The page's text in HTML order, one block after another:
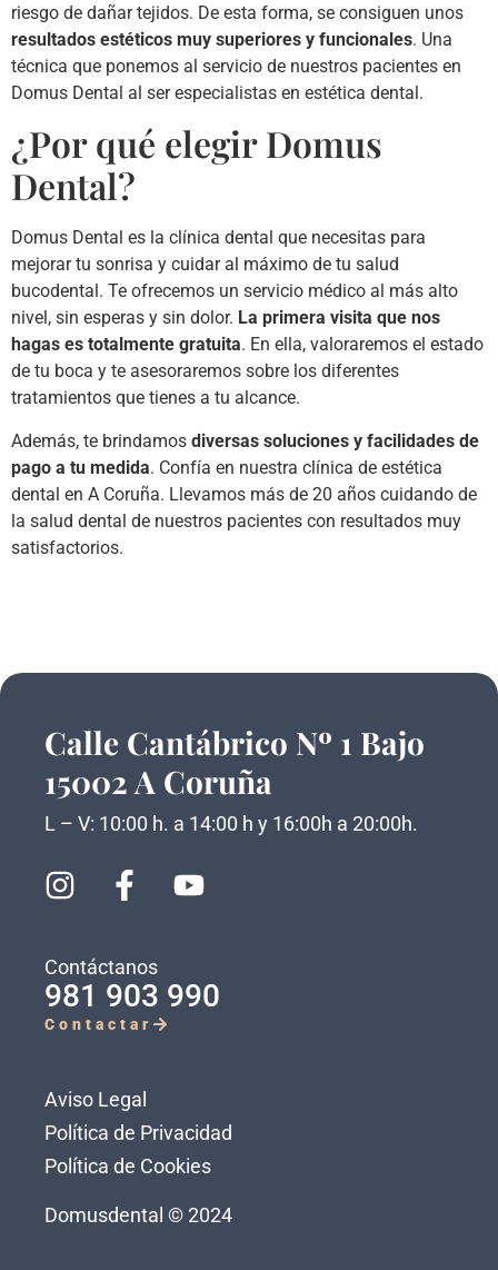
riesgo de dañar tejidos. De esta forma, se consiguen unos
resultados estéticos muy superiores y funcionales. Una
técnica que ponemos al servicio de nuestros pacientes en
Domus Dental al ser especialistas en estética dental.
¿Por qué elegir Domus
Dental?
Domus Dental es la clínica dental que necesitas para
mejorar tu sonrisa y cuidar al máximo de tu salud
bucodental. Te ofrecemos un servicio médico al más alto
nivel, sin esperas y sin dolor. La primera visita que nos
hagas es totalmente gratuita. En ella, valoraremos el estado
de tu boca y te asesoraremos sobre los diferentes
tratamientos que tienes a tu alcance.
Además, te brindamos diversas soluciones y facilidades de
pago a tu medida. Confía en nuestra clínica de estética
dental en A Coruña. Llevamos más de 20 años cuidando de
la salud dental de nuestros pacientes con resultados muy
satisfactorios.
Calle Cantábrico Nº 1 Bajo
15002 A Coruña
L – V: 10:00 h. a 14:00 h y 16:00h a 20:00h.
Contáctanos
981 903 990
Contactar
Aviso Legal
Política de Privacidad
Política de Cookies
Domusdental © 2024